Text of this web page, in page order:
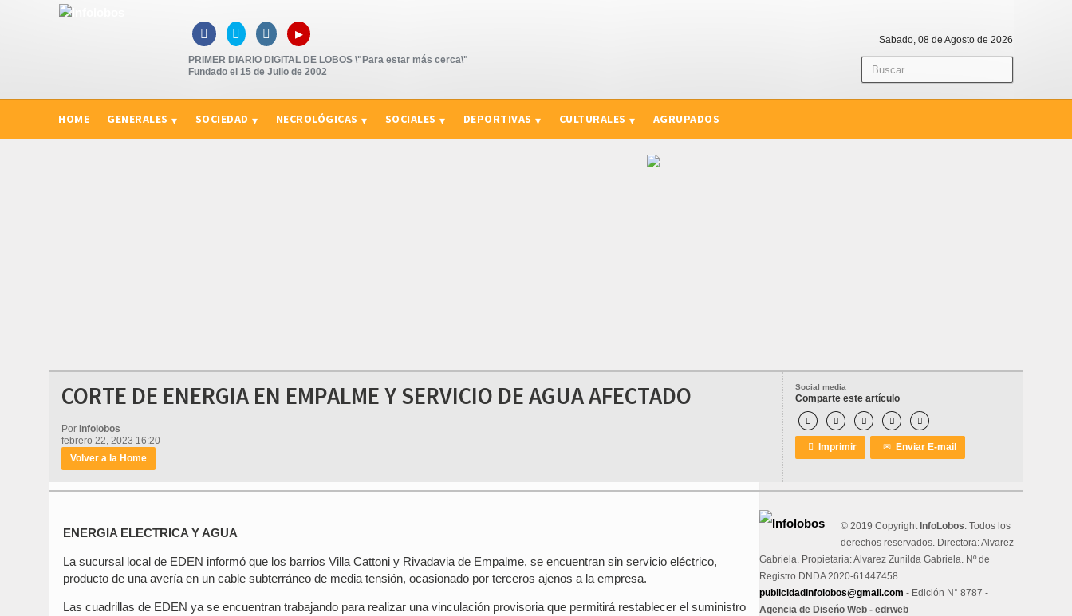
   ▸
PRIMER DIARIO DIGITAL DE LOBOS \"Para estar más cerca\"
Fundado el 15 de Julio de 2002
Sabado, 08 de Agosto de 2026
HOME GENERALES SOCIEDAD NECROLÓGICAS SOCIALES DEPORTIVAS CULTURALES AGRUPADOS
Social media
Comparte este artículo
    
 Imprimir ✉ Enviar E-mail
CORTE DE ENERGIA EN EMPALME Y SERVICIO DE AGUA AFECTADO
Por Infolobos
febrero 22, 2023 16:20
Volver a la Home
ENERGIA ELECTRICA Y AGUA
La sucursal local de EDEN informó que los barrios Villa Cattoni y Rivadavia de Empalme, se encuentran sin servicio eléctrico,
producto de una avería en un cable subterráneo de media tensión, ocasionado por terceros ajenos a la empresa.
Las cuadrillas de EDEN ya se encuentran trabajando para realizar una vinculación provisoria que permitirá restablecer el suministro
© 2019 Copyright InfoLobos. Todos los
derechos reservados. Directora: Alvarez
Gabriela. Propietaria: Alvarez Zunilda Gabriela. Nº de
Registro DNDA 2020-61447458.
publicidadinfolobos@gmail.com - Edición N° 8787 -
Agencia de Diseńo Web - edrweb